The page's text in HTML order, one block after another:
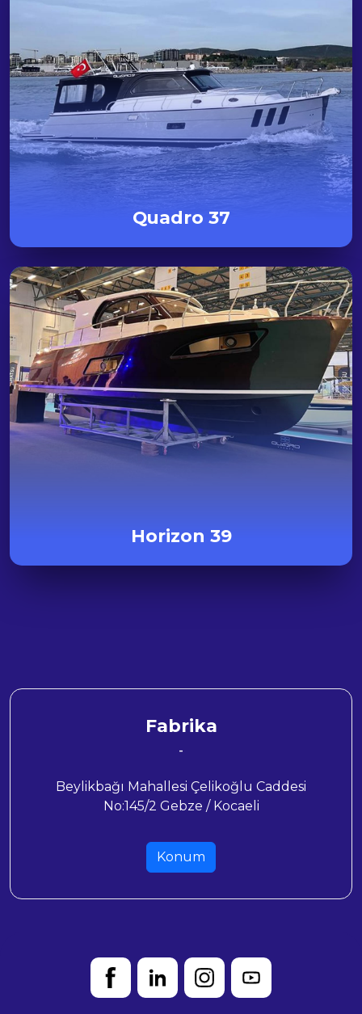
Quadro 37
Horizon 39
Fabrika
-
Beylikbağı Mahallesi Çelikoğlu Caddesi
No:145/2 Gebze / Kocaeli
Konum